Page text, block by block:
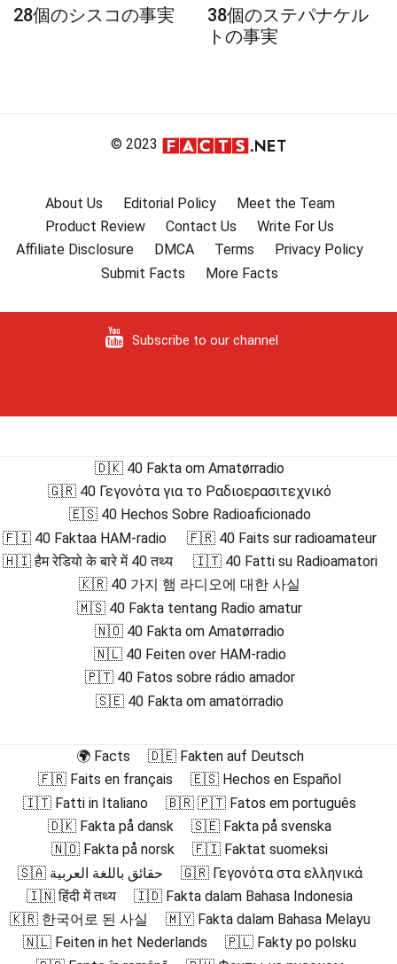
28個のシスコの事実
38個のステパナケル
トの事実
© 2023
About Us Editorial Policy
Meet the Team
Product Review
Contact Us
Write For Us
Affiliate Disclosure
DMCA Terms
Privacy Policy
Submit Facts
More Facts
Subscribe to our channel
🇩🇰 40 Fakta om Amatørradio
🇬🇷 40 Γεγονότα για το Ραδιοερασιτεχνικό
🇪🇸 40 Hechos Sobre Radioaficionado
🇫🇮 40 Faktaa HAM-radio
🇫🇷 40 Faits sur radioamateur
🇭🇮 हैम रेडियो के बारे में 40 तथ्य
🇮🇹 40 Fatti su Radioamatori
🇰🇷 40 가지 햄 라디오에 대한 사실
🇲🇸 40 Fakta tentang Radio amatur
🇳🇴 40 Fakta om Amatørradio
🇳🇱 40 Feiten over HAM-radio
🇵🇹 40 Fatos sobre rádio amador
🇸🇪 40 Fakta om amatörradio
🌍 Facts
🇩🇪 Fakten auf Deutsch
🇫🇷 Faits en français
🇪🇸 Hechos en Español
🇮🇹 Fatti in Italiano
🇧🇷 🇵🇹 Fatos em português
🇩🇰 Fakta på dansk
🇸🇪 Fakta på svenska
🇳🇴 Fakta på norsk
🇫🇮 Faktat suomeksi
🇸🇦 حقائق باللغة العربية
🇬🇷 Γεγονότα στα ελληνικά
🇮🇳 हिंदी में तथ्य
🇮🇩 Fakta dalam Bahasa Indonesia
🇰🇷 한국어로 된 사실
🇲🇾 Fakta dalam Bahasa Melayu
🇳🇱 Feiten in het Nederlands
🇵🇱 Fakty po polsku